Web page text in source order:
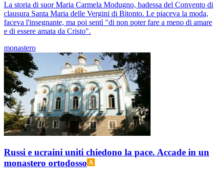
La storia di suor Maria Carmela Modugno, badessa del Convento di
clausura Santa Maria delle Vergini di Bitonto. Le piaceva la moda,
faceva l'insegnante, ma poi sentì "di non poter fare a meno di amare
e di essere amata da Cristo".
monastero
Russi e ucraini uniti chiedono la pace. Accade in un
monastero ortodosso